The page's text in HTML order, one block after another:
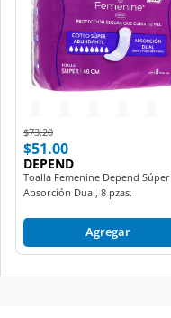
Price reduced from
$73.20to
$51.00
DEPEND
Toalla Femenine Depend Súper
Absorción Dual, 8 pzas.
Agregar